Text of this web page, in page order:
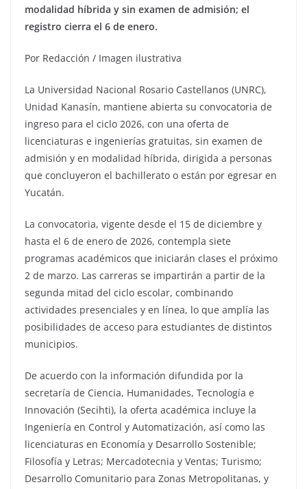
modalidad híbrida y sin examen de admisión; el
registro cierra el 6 de enero.
Por Redacción / Imagen ilustrativa
La Universidad Nacional Rosario Castellanos (UNRC),
Unidad Kanasín, mantiene abierta su convocatoria de
ingreso para el ciclo 2026, con una oferta de
licenciaturas e ingenierías gratuitas, sin examen de
admisión y en modalidad híbrida, dirigida a personas
que concluyeron el bachillerato o están por egresar en
Yucatán.
La convocatoria, vigente desde el 15 de diciembre y
hasta el 6 de enero de 2026, contempla siete
programas académicos que iniciarán clases el próximo
2 de marzo. Las carreras se impartirán a partir de la
segunda mitad del ciclo escolar, combinando
actividades presenciales y en línea, lo que amplía las
posibilidades de acceso para estudiantes de distintos
municipios.
De acuerdo con la información difundida por la
secretaría de Ciencia, Humanidades, Tecnología e
Innovación (Secihti), la oferta académica incluye la
Ingeniería en Control y Automatización, así como las
licenciaturas en Economía y Desarrollo Sostenible;
Filosofía y Letras; Mercadotecnia y Ventas; Turismo;
Desarrollo Comunitario para Zonas Metropolitanas, y